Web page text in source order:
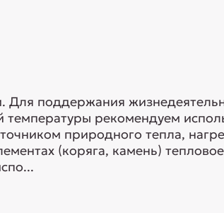
поддержания
рекомендуем
природного тепла,
(коряга, камень)